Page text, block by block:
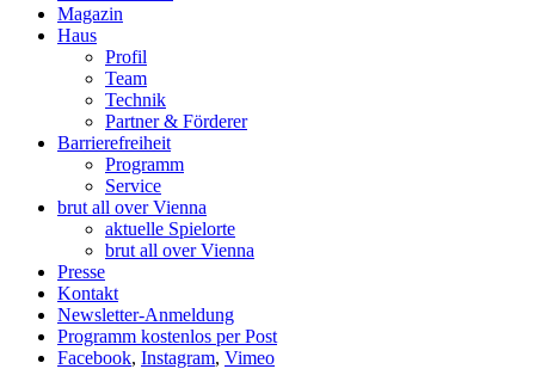
Magazin
Haus
Profil
Team
Technik
Partner & Förderer
Barrierefreiheit
Programm
Service
brut all over Vienna
aktuelle Spielorte
brut all over Vienna
Presse
Kontakt
Newsletter-Anmeldung
Programm kostenlos per Post
Facebook, Instagram, Vimeo